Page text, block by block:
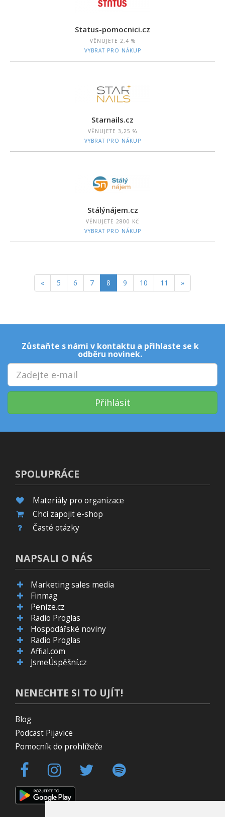
Status-pomocnici.cz
VĚNUJETE 2,4 %
VYBRAT PRO NÁKUP
Starnails.cz
VĚNUJETE 3,25 %
VYBRAT PRO NÁKUP
Stálýnájem.cz
VĚNUJETE 2800 KČ
VYBRAT PRO NÁKUP
« 5 6 7 8 9 10 11 »
Zůstaňte s námi v kontaktu a přihlaste se k
odběru novinek.
Přihlásit
SPOLUPRÁCE
Materiály pro organizace
Chci zapojit e-shop
Časté otázky
NAPSALI O NÁS
Marketing sales media
Finmag
Peníze.cz
Radio Proglas
Hospodářské noviny
Radio Proglas
Affial.com
JsmeÚspěšní.cz
NENECHTE SI TO UJÍT!
Blog
Podcast Pijavice
Pomocník do prohlížeče